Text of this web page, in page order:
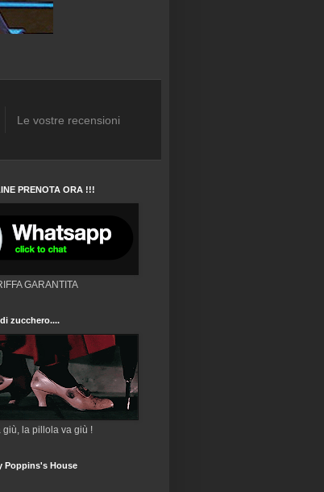
Le vostre recensioni
PRENOTA ORA !!!
GARANTITA
zucchero....
giù, la pillola va giù !
Poppins's House